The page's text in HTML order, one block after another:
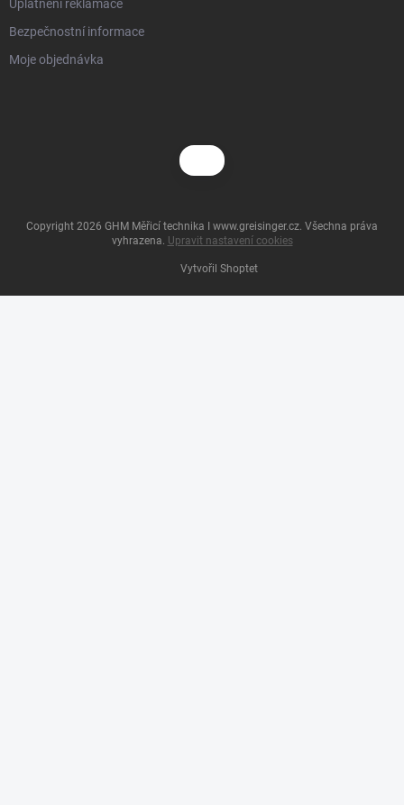
Uplatnění reklamace
Bezpečnostní informace
Moje objednávka
Vytvořil Shoptet
Copyright 2026 GHM Měřicí technika I www.greisinger.cz . Všechna práva
vyhrazena. Upravit nastavení cookies